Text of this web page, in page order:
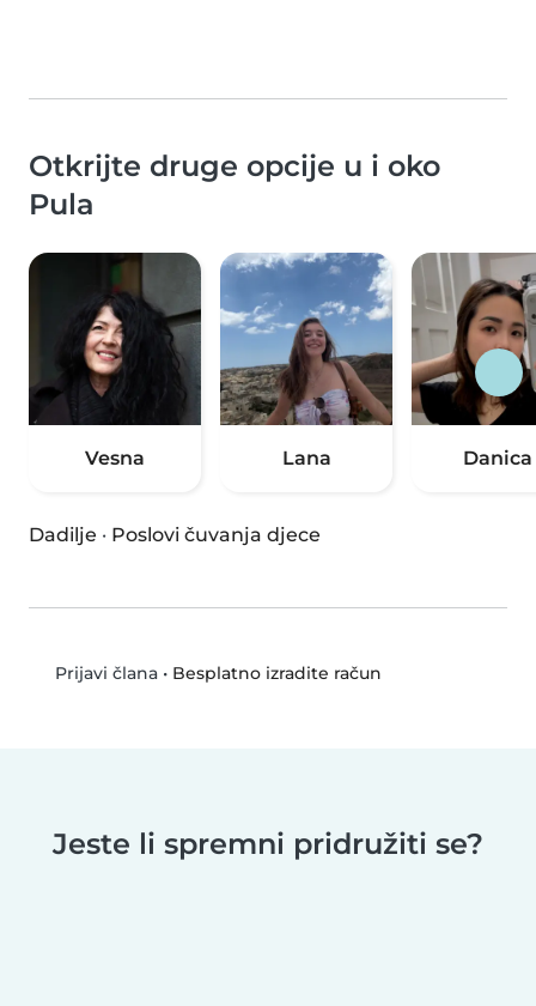
Otkrijte druge opcije u i oko
Pula
Vesna Lana Danica
Dadilje · Poslovi čuvanja djece
Prijavi člana• Besplatno izradite račun
Jeste li spremni pridružiti se?